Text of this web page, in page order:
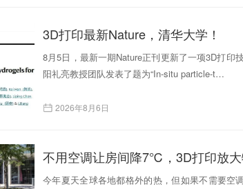
3D打印最新Nature，清华大学！
8月5日，最新一期Nature正刊更新了一项3D打
阳礼亮教授团队发表了题为“In‑situ particle‑t…
2026年8月6日
不用空调让房间降7℃，3D打印放
今年夏天全球各地都格外的热，但如果不需要